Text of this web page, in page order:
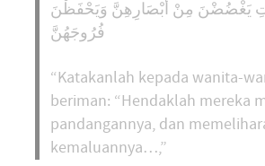
يَغْضُضْنَ مِنْ أَبْصَارِهِنَّ وَيَحْفَظْنَ
فُرُوجَهُنَّ
“Katakanlah kepada wanita-
beriman: “Hendaklah mereka
pandangannya, dan
kemaluannya…,”